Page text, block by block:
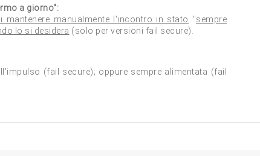
a giorno":
mantenere manualmente l'incontro in stato
"sempre
lo si desidera (solo per versioni fail secure).
(fail secure); oppure sempre alimentata (fail